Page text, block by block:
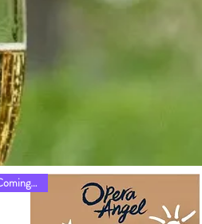
Coming soon